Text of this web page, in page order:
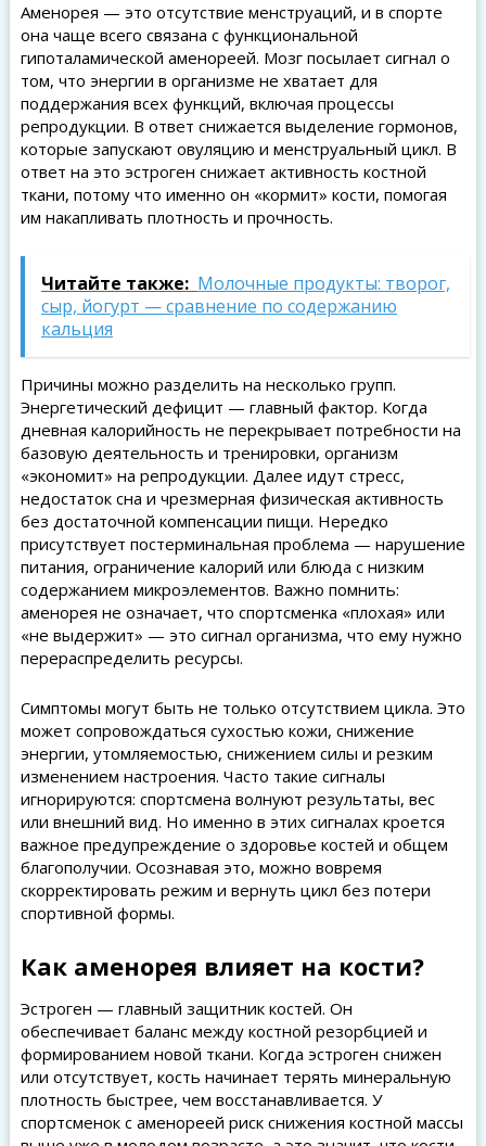
Аменорея — это отсутствие менструаций, и в спорте
она чаще всего связана с функциональной
гипоталамической аменореей. Мозг посылает сигнал о
том, что энергии в организме не хватает для
поддержания всех функций, включая процессы
репродукции. В ответ снижается выделение гормонов,
которые запускают овуляцию и менструальный цикл. В
ответ на это эстроген снижает активность костной
ткани, потому что именно он «кормит» кости, помогая
им накапливать плотность и прочность.
Читайте также: Молочные продукты: творог,
сыр, йогурт — сравнение по содержанию
кальция
Причины можно разделить на несколько групп.
Энергетический дефицит — главный фактор. Когда
дневная калорийность не перекрывает потребности на
базовую деятельность и тренировки, организм
«экономит» на репродукции. Далее идут стресс,
недостаток сна и чрезмерная физическая активность
без достаточной компенсации пищи. Нередко
присутствует постерминальная проблема — нарушение
питания, ограничение калорий или блюда с низким
содержанием микроэлементов. Важно помнить:
аменорея не означает, что спортсменка «плохая» или
«не выдержит» — это сигнал организма, что ему нужно
перераспределить ресурсы.
Симптомы могут быть не только отсутствием цикла. Это
может сопровождаться сухостью кожи, снижение
энергии, утомляемостью, снижением силы и резким
изменением настроения. Часто такие сигналы
игнорируются: спортсмена волнуют результаты, вес
или внешний вид. Но именно в этих сигналах кроется
важное предупреждение о здоровье костей и общем
благополучии. Осознавая это, можно вовремя
скорректировать режим и вернуть цикл без потери
спортивной формы.
Как аменорея влияет на кости?
Эстроген — главный защитник костей. Он
обеспечивает баланс между костной резорбцией и
формированием новой ткани. Когда эстроген снижен
или отсутствует, кость начинает терять минеральную
плотность быстрее, чем восстанавливается. У
спортсменок с аменореей риск снижения костной массы